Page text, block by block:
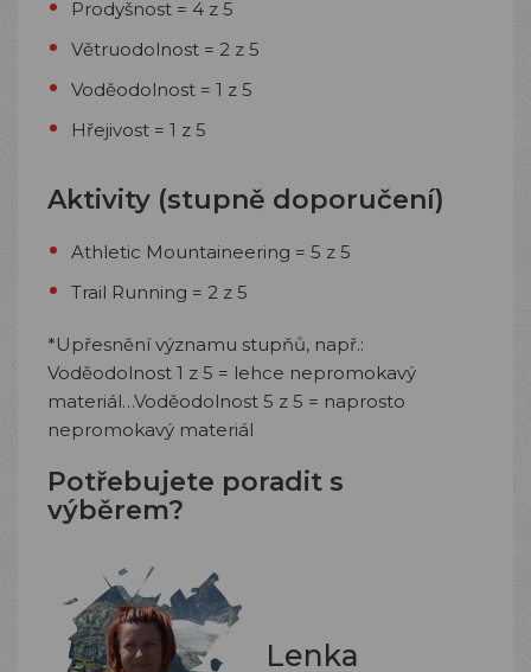
Prodyšnost = 4 z 5
Větruodolnost = 2 z 5
Voděodolnost = 1 z 5
Hřejivost = 1 z 5
Aktivity (stupně doporučení)
Athletic Mountaineering = 5 z 5
Trail Running = 2 z 5
*Upřesnění významu stupňů, např.:
Voděodolnost 1 z 5 = lehce nepromokavý
materiál…Voděodolnost 5 z 5 = naprosto
nepromokavý materiál
Potřebujete poradit s
výběrem?
Lenka